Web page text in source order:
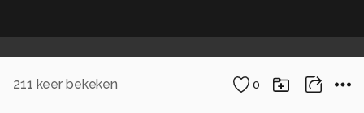
211 keer bekeken 0